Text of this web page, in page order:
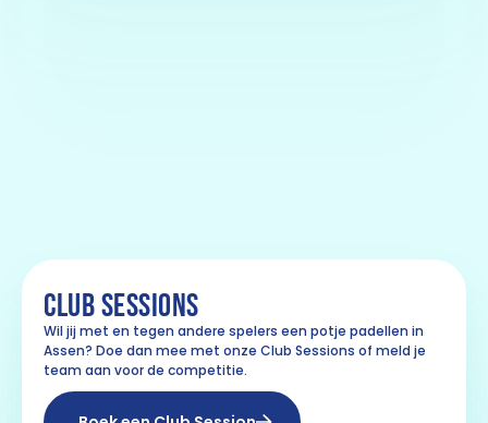
CLUB SESSIONS
Wil jij met en tegen andere spelers een potje padellen in
Assen? Doe dan mee met onze Club Sessions of meld je
team aan voor de competitie.